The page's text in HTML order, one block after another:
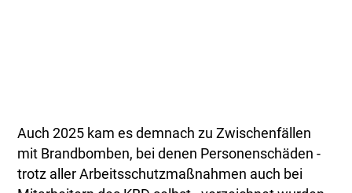
Auch 2025 kam es demnach zu Zwischenfällen
mit Brandbomben, bei denen Personenschäden -
trotz aller Arbeitsschutzmaßnahmen auch bei